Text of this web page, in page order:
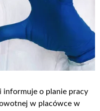
informuje o planie pracy
w placówce w